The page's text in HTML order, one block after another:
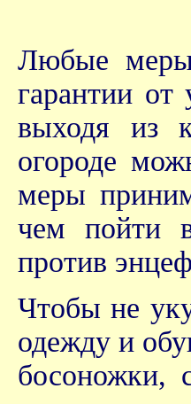
Любые меры
гарантии от
выходя из
огороде
меры
чем пойти
против
Чтобы не
одежду и
босоножки,